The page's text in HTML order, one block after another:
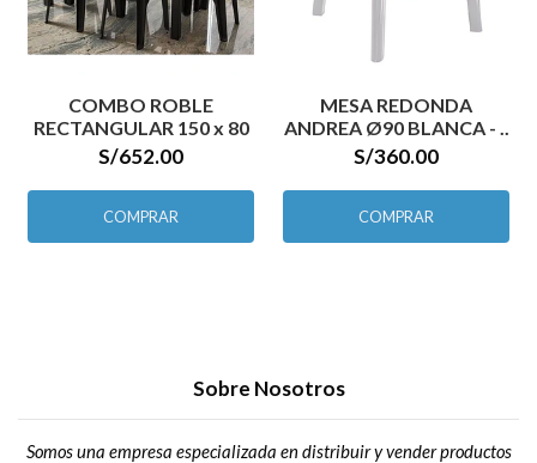
COMBO ROBLE
RECTANGULAR 150 x 80
S/652.00
COMPRAR
MESA REDONDA
ANDREA Ø90 BLANCA - ..
S/360.00
COMPRAR
Sobre Nosotros
Somos una empresa especializada en distribuir y vender productos